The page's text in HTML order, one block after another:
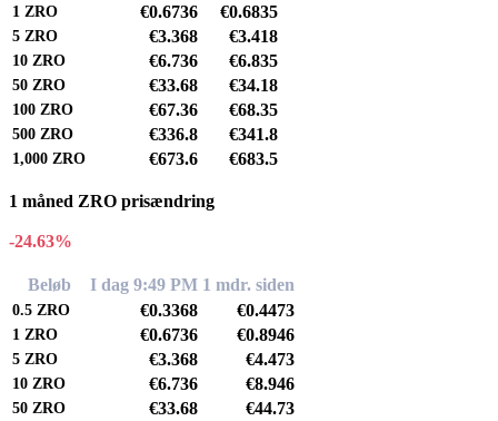
1 ZRO €0.6736 €0.6835
5 ZRO €3.368 €3.418
10 ZRO €6.736 €6.835
50 ZRO €33.68 €34.18
100 ZRO €67.36 €68.35
500 ZRO €336.8 €341.8
1,000 ZRO €673.6 €683.5
1 måned ZRO prisændring
-24.63%
Beløb I dag 9:49 PM 1 mdr. siden
0.5 ZRO €0.3368 €0.4473
1 ZRO €0.6736 €0.8946
5 ZRO €3.368 €4.473
10 ZRO €6.736 €8.946
50 ZRO €33.68 €44.73